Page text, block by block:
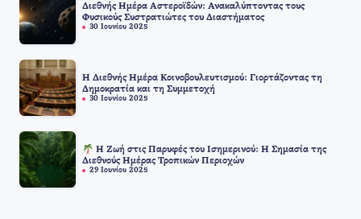
Διεθνής Ημέρα Αστεροϊδών: Ανακαλύπτοντας τους
Φυσικούς Συστρατιώτες του Διαστήματος
30 Ιουνίου 2025
Η Διεθνής Ημέρα Κοινοβουλευτισμού: Γιορτάζοντας τη
Δημοκρατία και τη Συμμετοχή
30 Ιουνίου 2025
Η Ζωή στις Παρυφές του Ισημερινού: Η Σημασία της
Διεθνούς Ημέρας Τροπικών Περιοχών
29 Ιουνίου 2025